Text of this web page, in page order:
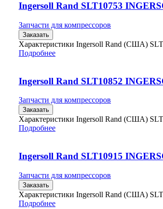
Ingersoll Rand SLT10753
Запчасти для компрессоров
Заказать
Характеристики Ingersoll Rand (США)
Подробнее
Ingersoll Rand SLT10852
Запчасти для компрессоров
Заказать
Характеристики Ingersoll Rand (США)
Подробнее
Ingersoll Rand SLT10915
Запчасти для компрессоров
Заказать
Характеристики Ingersoll Rand (США)
Подробнее